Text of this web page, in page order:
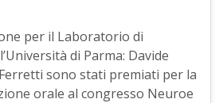
per il Laboratorio di
di Parma: Davide
sono stati premiati per la
orale al congresso Neuroe